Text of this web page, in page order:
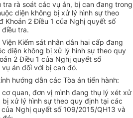
tra rà soát các vụ án, bị can đang trong
diện không bị xử lý hình sự theo
Khoản 2 Điều 1 của Nghị quyết số
điều tra.
Kiểm sát nhân dân hai cấp đang
diện không bị xử lý hình sự theo quy
2 Điều 1 của Nghị quyết số
vụ án đối với bị can đó.
hướng dẫn các Tòa án tiến hành:
cơ quan, đơn vị mình đang thụ lý xét xử
xử lý hình sự theo quy định tại các
Nghị quyết số 109/2015/QH13 và